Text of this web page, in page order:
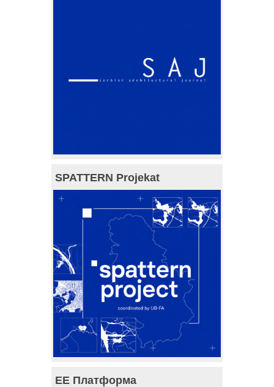
SPATTERN Projekat
ЕЕ Платформа